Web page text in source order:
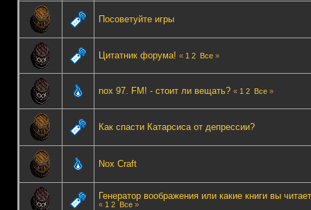
Посоветуйте игры
Цитатник форума! « 1 2 Все»
nox 97. FM! - стоит ли вещать? « 1 2 Все»
Как спасти Катарсиса от депрессии?
Nox Craft
Генератор воображения или какие книги вы
« 1 2 Все»